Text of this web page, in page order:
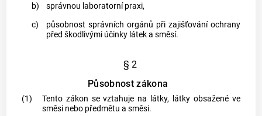
b)
správnou laboratorní praxi,
c)
působnost správních orgánů při zajišťování ochrany
před škodlivými účinky látek a směsí.
§ 2
Působnost zákona
(1)
Tento zákon se vztahuje na látky, látky obsažené ve
směsi nebo předmětu a směsi.